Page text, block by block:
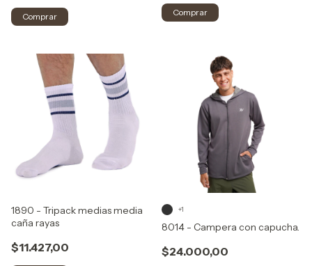
Comprar
1890 - Tripack medias media
caña rayas
$11.427,00
8014 - Campera con capucha.
$24.000,00
+1